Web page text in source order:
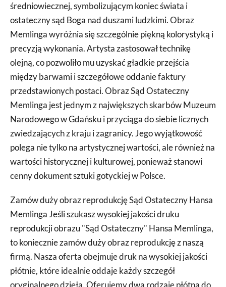
średniowiecznej, symbolizującym koniec świata i
ostateczny sąd Boga nad duszami ludzkimi. Obraz
Memlinga wyróżnia się szczególnie piękną kolorystyką i
precyzją wykonania. Artysta zastosował technikę
olejną, co pozwoliło mu uzyskać gładkie przejścia
między barwami i szczegółowe oddanie faktury
przedstawionych postaci. Obraz Sąd Ostateczny
Memlinga jest jednym z największych skarbów Muzeum
Narodowego w Gdańsku i przyciąga do siebie licznych
zwiedzających z kraju i zagranicy. Jego wyjątkowość
polega nie tylko na artystycznej wartości, ale również na
wartości historycznej i kulturowej, ponieważ stanowi
cenny dokument sztuki gotyckiej w Polsce.
Zamów duży obraz reprodukcję Sąd Ostateczny Hansa
Memlinga Jeśli szukasz wysokiej jakości druku
reprodukcji obrazu "Sąd Ostateczny" Hansa Memlinga,
to koniecznie zamów duży obraz reprodukcję z naszą
firmą. Nasza oferta obejmuje druk na wysokiej jakości
płótnie, które idealnie oddaje każdy szczegół
oryginalnego dzieła. Oferujemy dwa rodzaje płótna do